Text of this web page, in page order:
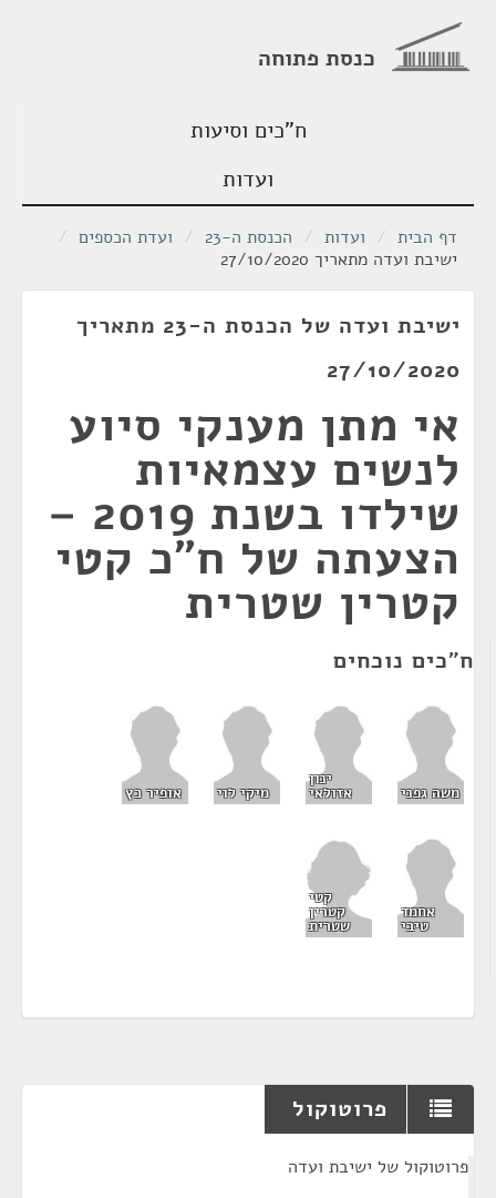
כנסת פתוחה
ח"כים וסיעות
ועדות
דף הבית / ועדות / הכנסת ה-23 / ועדת הכספים /
ישיבת ועדה מתאריך 27/10/2020
ישיבת ועדה של הכנסת ה-23 מתאריך
27/10/2020
אי מתן מענקי סיוע
לנשים עצמאיות
שילדו בשנת 2019 –
הצעתה של ח"כ קטי
קטרין שטרית
ח"כים נוכחים
משה גפני
ינון
אזולאי מיקי לוי אופיר כץ
אחמד
טיבי
קטי
קטרין
שטרית
פרוטוקול
פרוטוקול של ישיבת ועדה